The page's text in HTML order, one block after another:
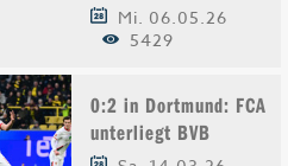
Mi. 06.05.26
5429
0:2 in Dortmund: FCA
unterliegt BVB